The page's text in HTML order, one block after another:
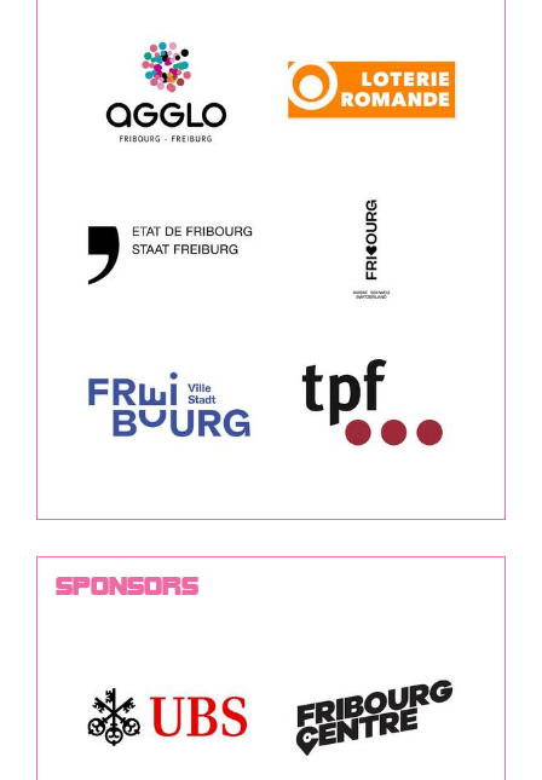
SPONSORS